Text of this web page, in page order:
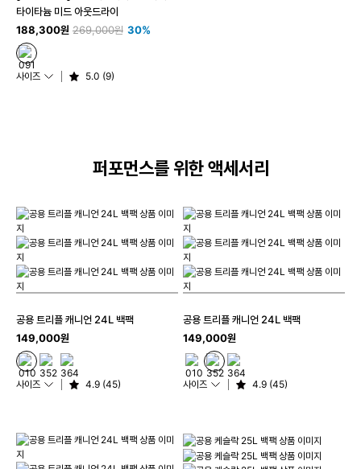
타이타늄 미드 아웃드라이
188,300원 269,000원 30%
사이즈 5.0 (9)
퍼포먼스를 위한 액세서리
공용 트리플 캐니언 24L 백팩
149,000원
사이즈 4.9 (45)
공용 트리플 캐니언 24L 백팩
149,000원
사이즈 4.9 (45)